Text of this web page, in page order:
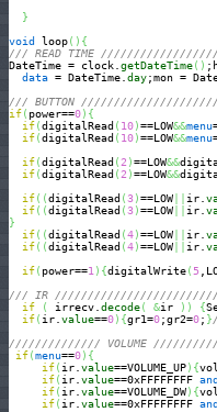
}
void loop( ) {
/// READ TIME
DateTime = clock. getDateTime( )
data = DateTime. day;mon =
/// BUTTON
if( power==0) {
if(digitalRead ( 10)==LOW&&menu
if(digitalRead ( 10)==LOW&&menu
if(digitalRead (2 )==LOW&&
if(digitalRead (2 )==LOW&&
if( (digitalRead (3)==LOW ir.
if( (digitalRead (3)==LOW ir.
}
if( (digitalRead (4)==LOW ir.
if( (digitalRead (4)==LOW ir.
if( power==1 ) {digitalWrite( 5
/// IR
if
( irrecv. decode( &ir ) ) {
if( ir. value==0) {gr1=0;gr2=0; }
////////////// VOLUME
if(menu==0) {
if( ir. value==VOLUME_UP) {
if( ir. value==0xFFFFFFFF and
if( ir. value==VOLUME_DW) {
if( ir. value==0xFFFFFFFF and